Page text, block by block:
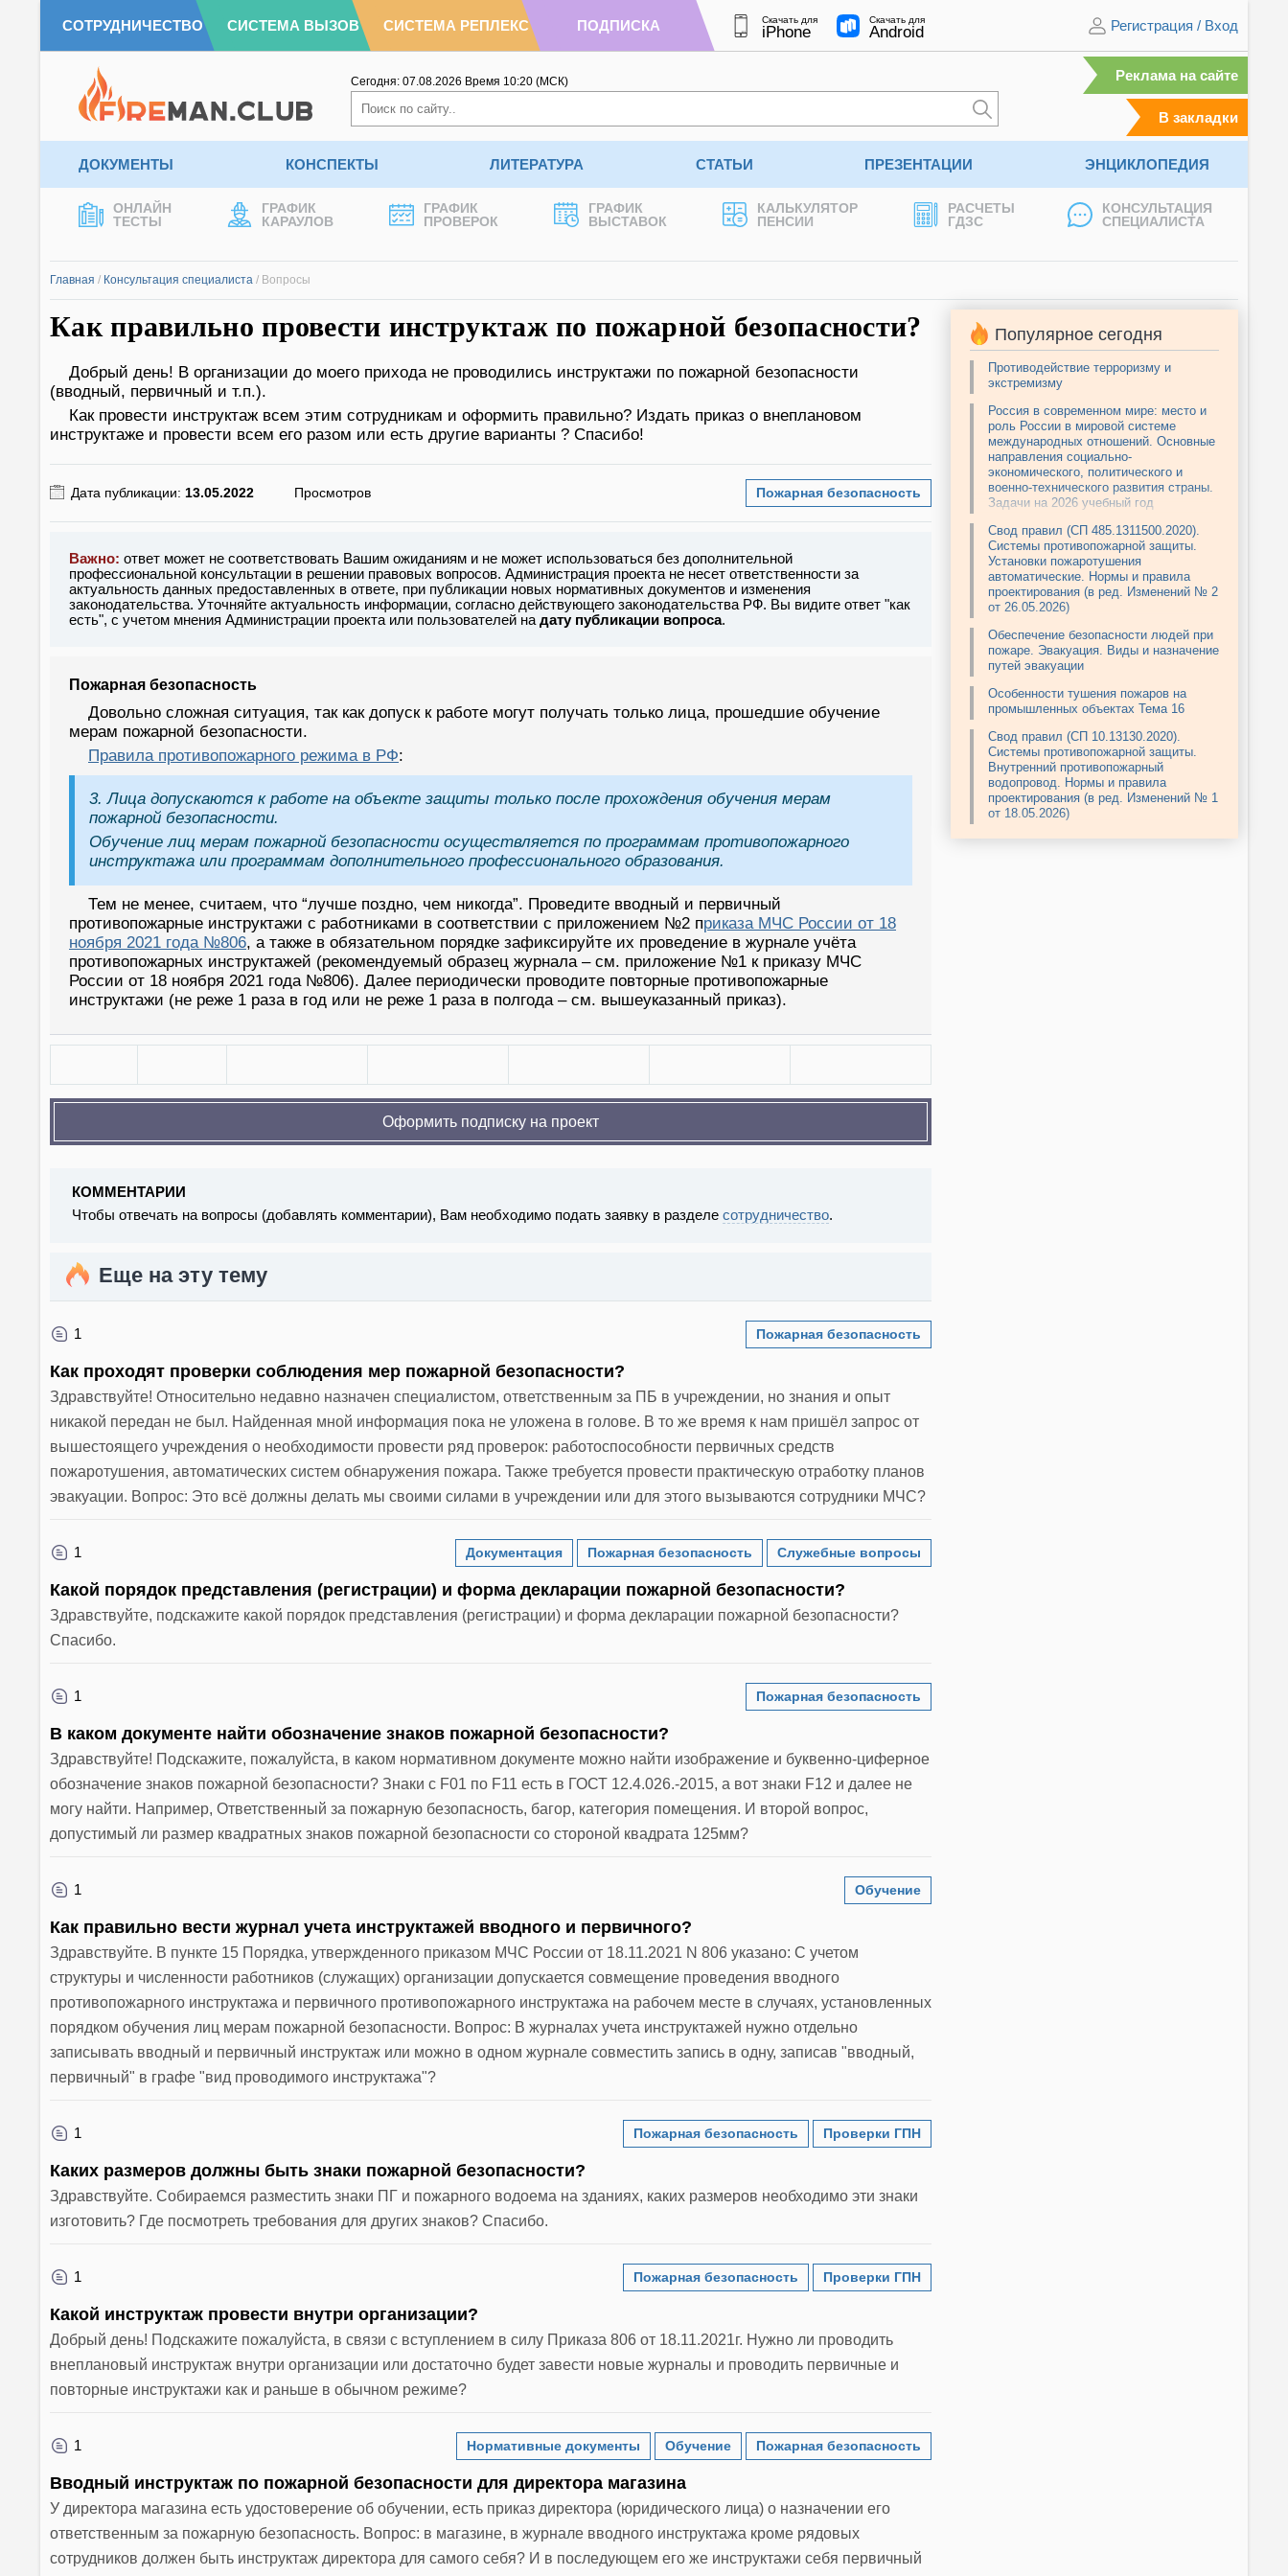
СОТРУДНИЧЕСТВО СИСТЕМА ВЫЗОВ СИСТЕМА РЕПЛЕКС ПОДПИСКА Скачать для
iPhone
Скачать для
Android Регистрация / Вход
Сегодня: 07.08.2026 Время 10:20 (МСК) Реклама на сайте
В закладки
ДОКУМЕНТЫ КОНСПЕКТЫ ЛИТЕРАТУРА СТАТЬИ ПРЕЗЕНТАЦИИ ЭНЦИКЛОПЕДИЯ
ОНЛАЙН
ТЕСТЫ
ГРАФИК
КАРАУЛОВ
ГРАФИК
ПРОВЕРОК
ГРАФИК
ВЫСТАВОК
КАЛЬКУЛЯТОР
ПЕНСИИ
РАСЧЕТЫ
ГДЗС
КОНСУЛЬТАЦИЯ
СПЕЦИАЛИСТА
Главная / Консультация специалиста / Вопросы
Как правильно провести инструктаж по пожарной безопасности?
Добрый день! В организации до моего прихода не проводились инструктажи по пожарной безопасности
(вводный, первичный и т.п.).
Как провести инструктаж всем этим сотрудникам и оформить правильно? Издать приказ о внеплановом
инструктаже и провести всем его разом или есть другие варианты ? Спасибо!
Дата публикации: 13.05.2022 Просмотров Пожарная безопасность
Важно: ответ может не соответствовать Вашим ожиданиям и не может использоваться без дополнительной
профессиональной консультации в решении правовых вопросов. Администрация проекта не несет ответственности за
актуальность данных предоставленных в ответе, при публикации новых нормативных документов и изменения
законодательства. Уточняйте актуальность информации, согласно действующего законодательства РФ. Вы видите ответ "как
есть", с учетом мнения Администрации проекта или пользователей на дату публикации вопроса.
Пожарная безопасность
Довольно сложная ситуация, так как допуск к работе могут получать только лица, прошедшие обучение
мерам пожарной безопасности.
Правила противопожарного режима в РФ:
3. Лица допускаются к работе на объекте защиты только после прохождения обучения мерам
пожарной безопасности.
Обучение лиц мерам пожарной безопасности осуществляется по программам противопожарного
инструктажа или программам дополнительного профессионального образования.
Тем не менее, считаем, что “лучше поздно, чем никогда”. Проведите вводный и первичный
противопожарные инструктажи с работниками в соответствии с приложением №2 приказа МЧС России от 18
ноября 2021 года №806, а также в обязательном порядке зафиксируйте их проведение в журнале учёта
противопожарных инструктажей (рекомендуемый образец журнала – см. приложение №1 к приказу МЧС
России от 18 ноября 2021 года №806). Далее периодически проводите повторные противопожарные
инструктажи (не реже 1 раза в год или не реже 1 раза в полгода – см. вышеуказанный приказ).
Оформить подписку на проект
КОММЕНТАРИИ
Чтобы отвечать на вопросы (добавлять комментарии), Вам необходимо подать заявку в разделе сотрудничество.
Еще на эту тему
1 Пожарная безопасность
Как проходят проверки соблюдения мер пожарной безопасности?
Здравствуйте! Относительно недавно назначен специалистом, ответственным за ПБ в учреждении, но знания и опыт
никакой передан не был. Найденная мной информация пока не уложена в голове. В то же время к нам пришёл запрос от
вышестоящего учреждения о необходимости провести ряд проверок: работоспособности первичных средств
пожаротушения, автоматических систем обнаружения пожара. Также требуется провести практическую отработку планов
эвакуации. Вопрос: Это всё должны делать мы своими силами в учреждении или для этого вызываются сотрудники МЧС?
1 Документация Пожарная безопасность Служебные вопросы
Какой порядок представления (регистрации) и форма декларации пожарной безопасности?
Здравствуйте, подскажите какой порядок представления (регистрации) и форма декларации пожарной безопасности?
Спасибо.
1 Пожарная безопасность
В каком документе найти обозначение знаков пожарной безопасности?
Здравствуйте! Подскажите, пожалуйста, в каком нормативном документе можно найти изображение и буквенно-циферное
обозначение знаков пожарной безопасности? Знаки с F01 по F11 есть в ГОСТ 12.4.026.-2015, а вот знаки F12 и далее не
могу найти. Например, Ответственный за пожарную безопасность, багор, категория помещения. И второй вопрос,
допустимый ли размер квадратных знаков пожарной безопасности со стороной квадрата 125мм?
1 Обучение
Как правильно вести журнал учета инструктажей вводного и первичного?
Здравствуйте. В пункте 15 Порядка, утвержденного приказом МЧС России от 18.11.2021 N 806 указано: С учетом
структуры и численности работников (служащих) организации допускается совмещение проведения вводного
противопожарного инструктажа и первичного противопожарного инструктажа на рабочем месте в случаях, установленных
порядком обучения лиц мерам пожарной безопасности. Вопрос: В журналах учета инструктажей нужно отдельно
записывать вводный и первичный инструктаж или можно в одном журнале совместить запись в одну, записав "вводный,
первичный" в графе "вид проводимого инструктажа"?
1 Пожарная безопасность Проверки ГПН
Каких размеров должны быть знаки пожарной безопасности?
Здравствуйте. Собираемся разместить знаки ПГ и пожарного водоема на зданиях, каких размеров необходимо эти знаки
изготовить? Где посмотреть требования для других знаков? Спасибо.
1 Пожарная безопасность Проверки ГПН
Какой инструктаж провести внутри организации?
Добрый день! Подскажите пожалуйста, в связи с вступлением в силу Приказа 806 от 18.11.2021г. Нужно ли проводить
внеплановый инструктаж внутри организации или достаточно будет завести новые журналы и проводить первичные и
повторные инструктажи как и раньше в обычном режиме?
1 Нормативные документы Обучение Пожарная безопасность
Вводный инструктаж по пожарной безопасности для директора магазина
У директора магазина есть удостоверение об обучении, есть приказ директора (юридического лица) о назначении его
ответственным за пожарную безопасность. Вопрос: в магазине, в журнале вводного инструктажа кроме рядовых
сотрудников должен быть инструктаж директора для самого себя? И в последующем его же инструктажи себя первичный
Популярное сегодня
Противодействие терроризму и
экстремизму
Россия в современном мире: место и
роль России в мировой системе
международных отношений. Основные
направления социально-
экономического, политического и
военно-технического развития страны.
Задачи на 2026 учебный год
Свод правил (СП 485.1311500.2020).
Системы противопожарной защиты.
Установки пожаротушения
автоматические. Нормы и правила
проектирования (в ред. Изменений № 2
от 26.05.2026)
Обеспечение безопасности людей при
пожаре. Эвакуация. Виды и назначение
путей эвакуации
Особенности тушения пожаров на
промышленных объектах Тема 16
Свод правил (СП 10.13130.2020).
Системы противопожарной защиты.
Внутренний противопожарный
водопровод. Нормы и правила
проектирования (в ред. Изменений № 1
от 18.05.2026)